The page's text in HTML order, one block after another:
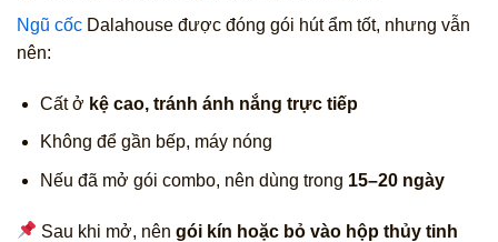
Ngũ cốc Dalahouse được đóng gói hút ẩm tốt, nhưng vẫn
nên:
Cất ở kệ cao, tránh ánh nắng trực tiếp
Không để gần bếp, máy nóng
Nếu đã mở gói combo, nên dùng trong 15–20 ngày
Sau khi mở, nêngói kín hoặc bỏ vào hộp thủy tinh